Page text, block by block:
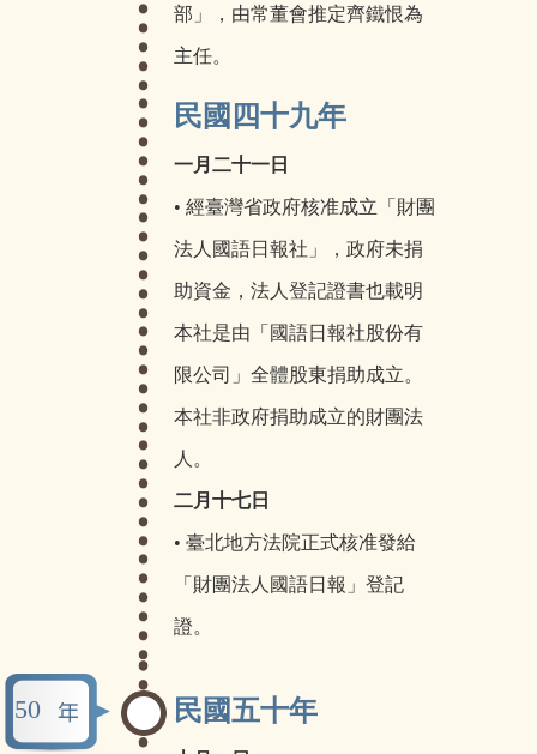
部」，由常董會推定齊鐵恨為
主任。
民國四十九年
一月二十一日
• 經臺灣省政府核准成立「財團
法人國語日報社」，政府未捐
助資金，法人登記證書也載明
本社是由「國語日報社股份有
限公司」全體股東捐助成立。
本社非政府捐助成立的財團法
人。
二月十七日
• 臺北地方法院正式核准發給
「財團法人國語日報」登記
證。
50 民國五十年